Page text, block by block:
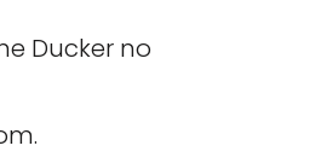
Ducker no